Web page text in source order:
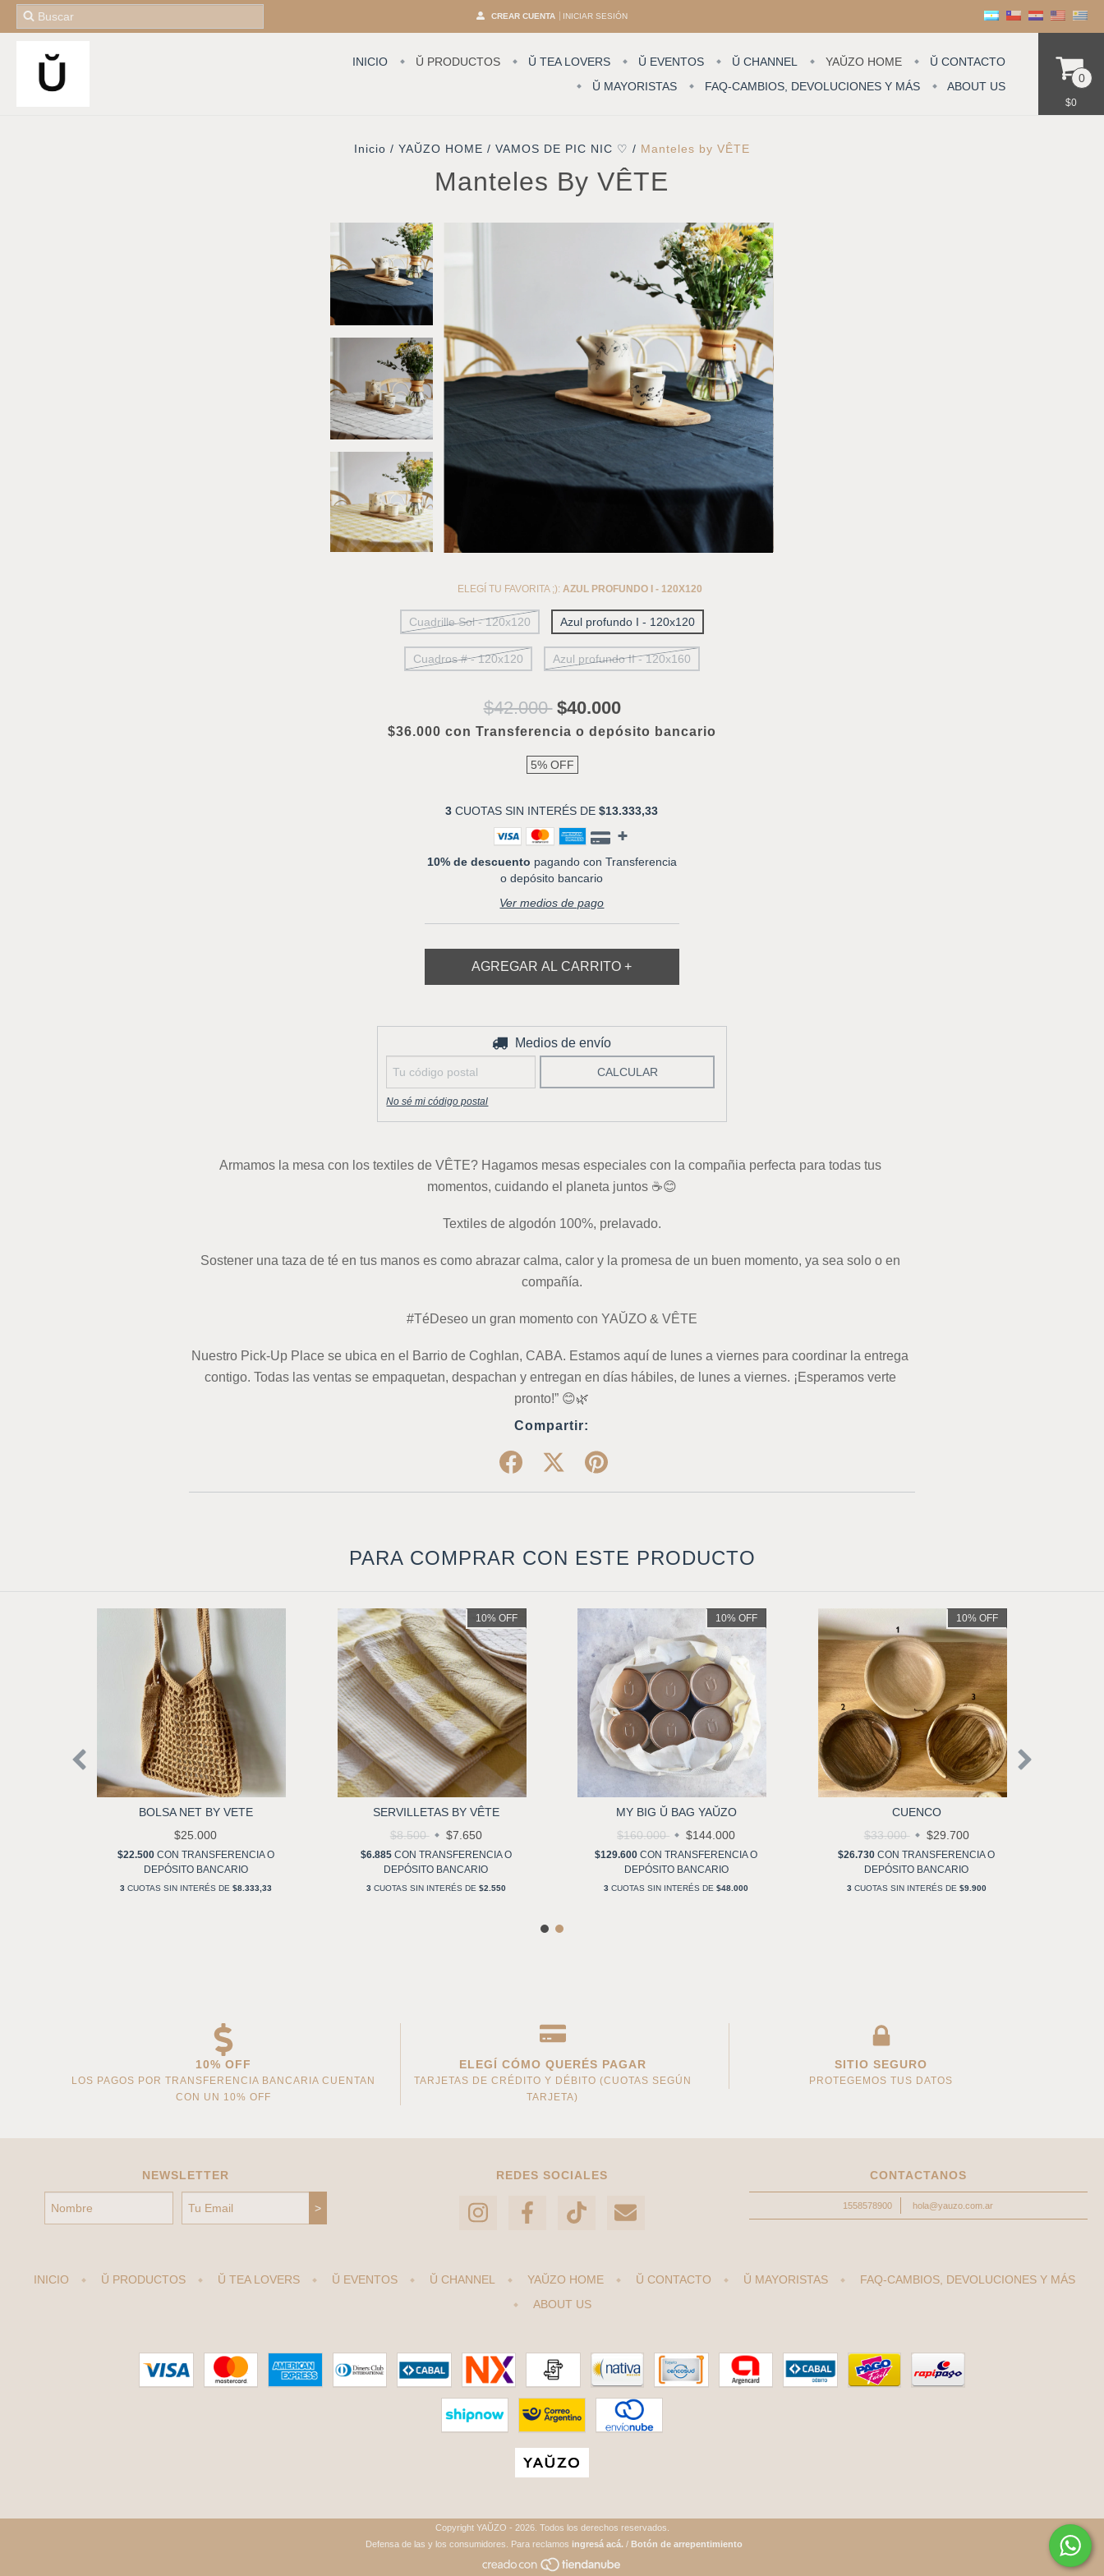
CREAR CUENTA INICIAR SESIÓN
INICIO Ŭ PRODUCTOS Ŭ TEA LOVERS Ŭ EVENTOS Ŭ CHANNEL YAŬZO HOME
Ŭ CONTACTO
Ŭ MAYORISTAS
FAQ-CAMBIOS, DEVOLUCIONES Y MÁS ABOUT US
0
$0
Inicio / YAŬZO HOME / VAMOS DE PIC NIC ♡ / Manteles by VÊTE
Manteles By VÊTE
ELEGÍ TU FAVORITA ;):AZUL PROFUNDO I - 120X120
Cuadrille Sol - 120x120 Azul profundo I - 120x120
Cuadros # - 120x120 Azul profundo II - 120x160
$42.000 $40.000
$36.000 con Transferencia o depósito bancario
5% OFF
3 CUOTAS SIN INTERÉS DE$13.333,33
10% de descuento pagando con Transferencia
o depósito bancario
Ver medios de pago
Entregas para el CP: Medios de envío
CALCULAR
No sé mi código postal
Armamos la mesa con los textiles de VÊTE? Hagamos mesas especiales con la compañia perfecta para todas tus
momentos, cuidando el planeta juntos ☕️😊
Textiles de algodón 100%, prelavado.
Sostener una taza de té en tus manos es como abrazar calma, calor y la promesa de un buen momento, ya sea solo o en
compañía.
#TéDeseo un gran momento con YAŬZO & VÊTE
Nuestro Pick-Up Place se ubica en el Barrio de Coghlan, CABA. Estamos aquí de lunes a viernes para coordinar la entrega
contigo. Todas las ventas se empaquetan, despachan y entregan en días hábiles, de lunes a viernes. ¡Esperamos verte
pronto!” 😊🌿
Compartir:
PARA COMPRAR CON ESTE PRODUCTO
BOLSA NET BY VETE
$25.000
$22.500 CON TRANSFERENCIA O
DEPÓSITO BANCARIO
3 CUOTAS SIN INTERÉS DE $8.333,33
10% OFF
SERVILLETAS BY VÊTE
$8.500
$7.650
$6.885 CON TRANSFERENCIA O
DEPÓSITO BANCARIO
3 CUOTAS SIN INTERÉS DE $2.550
10%OFF
MY BIG Ŭ BAG YAŬZO
$160.000
$144.000
$129.600CON TRANSFERENCIA O
DEPÓSITO BANCARIO
3 CUOTAS SIN INTERÉS DE$48.000
10% OFF
CUENCO
$33.000
$29.700
$26.730CON TRANSFERENCIA O
DEPÓSITO BANCARIO
3 CUOTAS SIN INTERÉS DE $9.900
10% OFF
LOS PAGOS POR TRANSFERENCIA BANCARIA CUENTAN
CON UN 10% OFF
ELEGÍ CÓMO QUERÉS PAGAR
TARJETAS DE CRÉDITO Y DÉBITO (CUOTAS SEGÚN
TARJETA)
SITIO SEGURO
PROTEGEMOS TUS DATOS
NEWSLETTER REDES SOCIALES CONTACTANOS
1558578900 hola@yauzo.com.ar
INICIO Ŭ PRODUCTOS Ŭ TEA LOVERS Ŭ EVENTOS Ŭ CHANNEL YAŬZO HOME Ŭ CONTACTO Ŭ MAYORISTAS
FAQ-CAMBIOS, DEVOLUCIONES Y MÁS
ABOUT US
Copyright YAŬZO - 2026. Todos los derechos reservados.
Defensa de las y los consumidores. Para reclamos ingresá acá. / Botón de arrepentimiento